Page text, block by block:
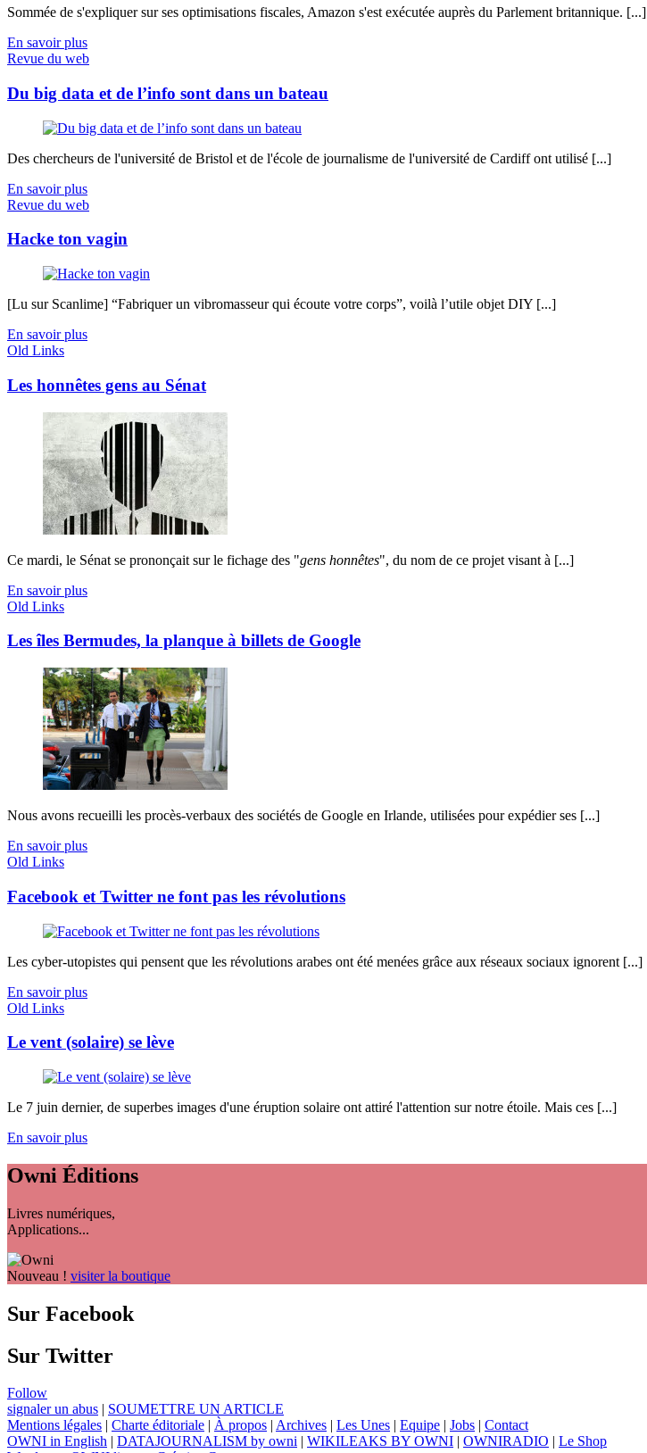
Sommée de s'expliquer sur ses optimisations fiscales, Amazon s'est exécutée auprès du Parlement britannique. [...]
En savoir plus
Revue du web
Du big data et de l’info sont dans un bateau
Des chercheurs de l'université de Bristol et de l'école de journalisme de l'université de Cardiff ont utilisé [...]
En savoir plus
Revue du web
Hacke ton vagin
[Lu sur Scanlime] “Fabriquer un vibromasseur qui écoute votre corps”, voilà l’utile objet DIY [...]
En savoir plus
Old Links
Les honnêtes gens au Sénat
Ce mardi, le Sénat se prononçait sur le fichage des "gens honnêtes", du nom de ce projet visant à [...]
En savoir plus
Old Links
Les îles Bermudes, la planque à billets de Google
Nous avons recueilli les procès-verbaux des sociétés de Google en Irlande, utilisées pour expédier ses [...]
En savoir plus
Old Links
Facebook et Twitter ne font pas les révolutions
Les cyber-utopistes qui pensent que les révolutions arabes ont été menées grâce aux réseaux sociaux ignorent [...]
En savoir plus
Old Links
Le vent (solaire) se lève
Le 7 juin dernier, de superbes images d'une éruption solaire ont attiré l'attention sur notre étoile. Mais ces [...]
En savoir plus
Owni Éditions
Livres numériques,
Applications...
Nouveau ! visiter la boutique
Sur Facebook
Sur Twitter
Follow
signaler un abus
SOUMETTRE UN ARTICLE
Mentions légales
Charte éditoriale À propos Archives Les Unes Equipe Jobs
Contact
OWNI in English
DATAJOURNALISM by owni WIKILEAKS BY OWNI OWNIRADIO
Le Shop